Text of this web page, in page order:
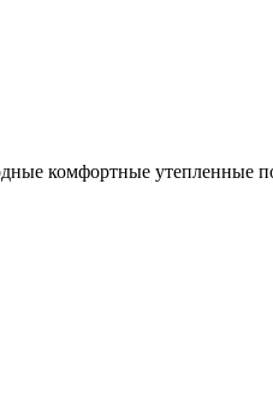
комфортные утепленные